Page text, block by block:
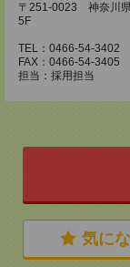
〒251-0023 神奈川
5F
TEL：0466-54-3402
FAX：0466-54-3405
担当：採用担当
気に